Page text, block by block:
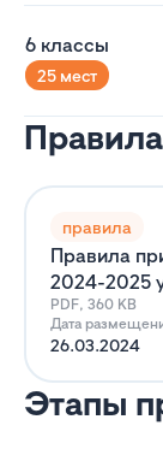
6 классы
25 мест
правила
Правила
2024-2025
PDF, 360 KB
Дата
26.03.2024
Этапы